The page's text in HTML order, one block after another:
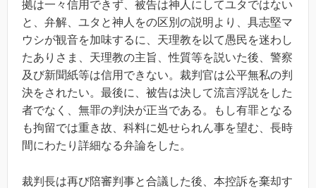
拠は一々信用できず、被告は神人にしてユタではない
と、弁解、ユタと神人をの区別の説明より、具志堅マ
ウシが観音を加味するに、天理教を以て愚民を迷わし
たありさま、天理教の主旨、性質等を説いた後、警察
及び新聞紙等は信用できない。裁判官は公平無私の判
決をされたい。最後に、被告は決して流言浮説をした
者でなく、無罪の判決が正当である。もし有罪となる
も拘留では重き故、科料に処せられん事を望む、長時
間にわたり詳細なる弁論をした。
裁判長は再び陪審判事と合議した後、本控訴を棄却す